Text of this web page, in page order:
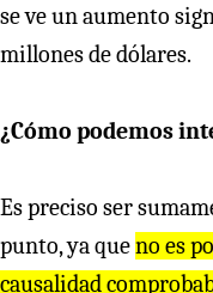
se ve un aumento
millones de dólares.
¿Cómo podemos
Es preciso ser
punto, ya queno es
causalidad compr